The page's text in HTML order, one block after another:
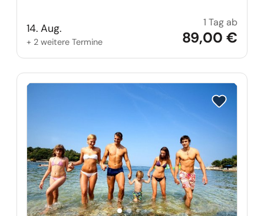
14. Aug.
+ 2 weitere Termine
1 Tag ab
89,00 €
Reise auf